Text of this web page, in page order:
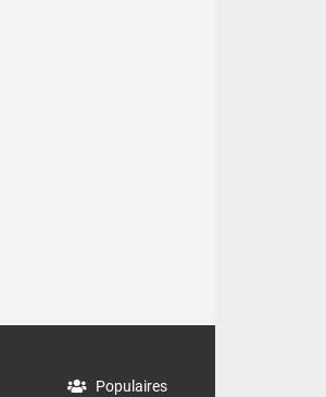
Populaires